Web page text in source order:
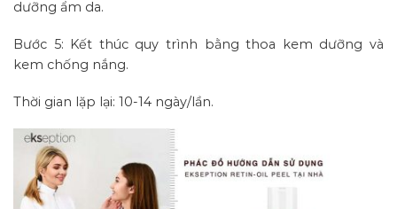
dưỡng ẩm da.
Bước 5: Kết thúc quy trình bằng thoa kem dưỡng và
kem chống nắng.
Thời gian lặp lại: 10-14 ngày/lần.